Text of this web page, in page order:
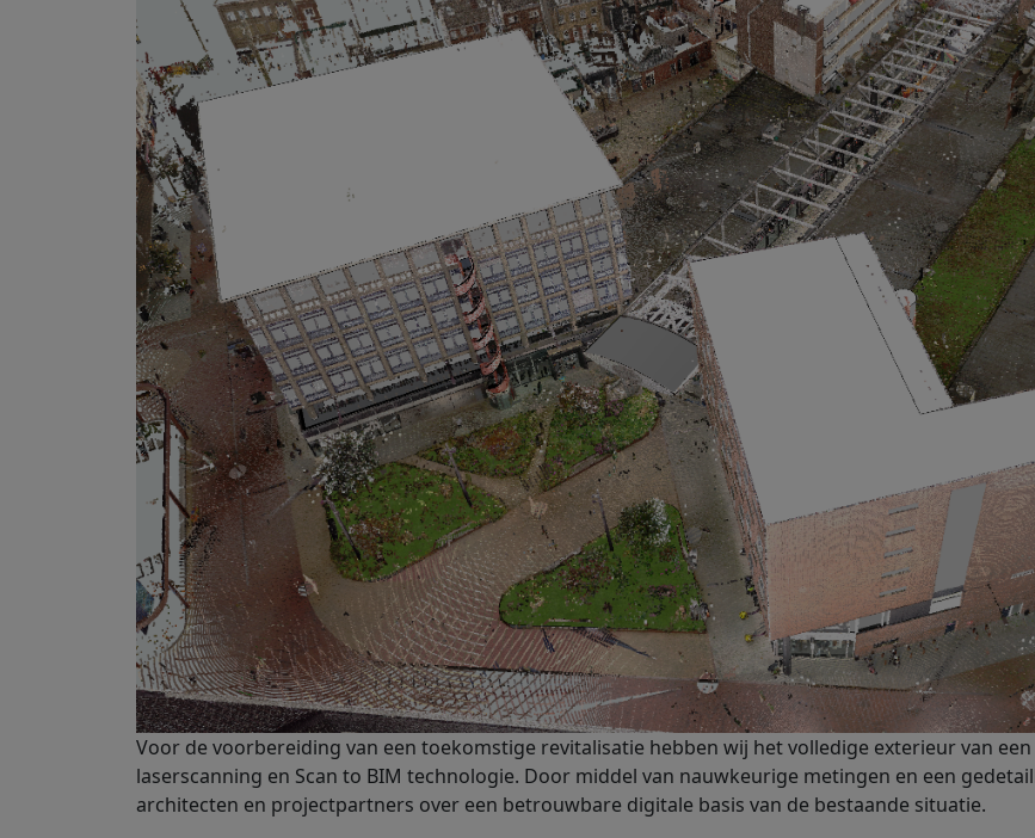
Voor de voorbereiding van een toekomstige revitalisatie hebben wij het volledige exterieur van
laserscanning en Scan to BIM technologie. Door middel van nauwkeurige metingen en een
architecten en projectpartners over een betrouwbare digitale basis van de bestaande situatie.